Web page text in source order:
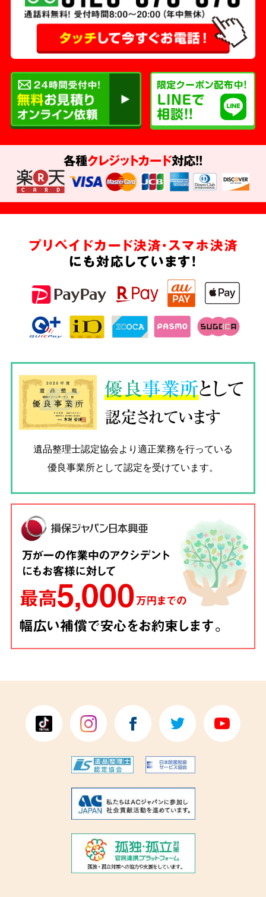
各種クレジットカード対応!!
プリペイドカード決済・スマホ決済
にも対応しています!
優良事業所として
認定されています
遺品整理士認定協会より適正業務を行っている
優良事業所として認定を受けています。